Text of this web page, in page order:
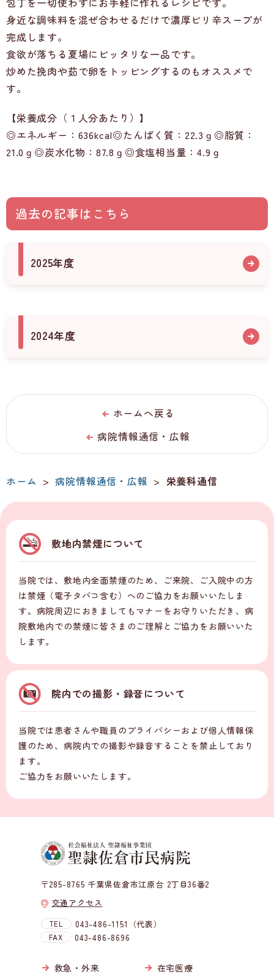
身近な調味料を混ぜ合わせるだけで濃厚ピリ辛スープが
完成します。
食欲が落ちる夏場にピッタリな一品です。
炒めた挽肉や茹で卵をトッピングするのもオススメで
す。
【栄養成分（１人分あたり）】
◎エネルギー：636kcal◎たんぱく質：22.3ｇ◎脂質：
21.0ｇ◎炭水化物：87.8ｇ◎食塩相当量：4.9ｇ
過去の記事はこちら
2025年度
2024年度
病院情報通信・広報
ホームへ戻る
ホーム >病院情報通信・広報 > 栄養科通信
敷地内禁煙について
当院では、敷地内全面禁煙のため、ご来院、ご入院中の方
は禁煙（電子タバコ含む）へのご協力をお願いいたしま
す。病院周辺におきましてもマナーをお守りいただき、病
院敷地内での禁煙に皆さまのご理解とご協力をお願いいた
します。
院内での撮影・録音について
当院では患者さんや職員のプライバシーおよび個人情報保
護のため、病院内での撮影や録音することを禁止しており
ます。
ご協力をお願いいたします。
〒285-8765 千葉県佐倉市江原台 2丁目36番2
交通アクセス
TEL 043-486-1151（代表）
FAX 043-486-8696
救急・外来
在宅医療